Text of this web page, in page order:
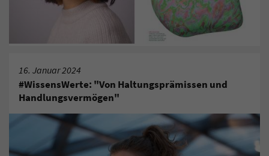
16. Januar 2024
#WissensWerte: "Von Haltungsprämissen und
Handlungsvermögen"